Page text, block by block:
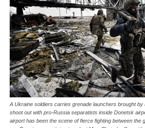
A Ukraine soldiers carries grenade launchers brought
shoot out with pro-Russia separatists inside Donetsk
airport has been the scene of fierce fighting between the